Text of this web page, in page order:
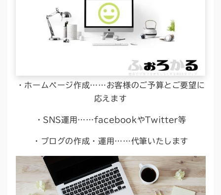
・ホームページ作成……お客様のご予算とご要望に
応えます
・SNS運用……facebookやTwitter等
・ブログの作成・運用……代筆いたします